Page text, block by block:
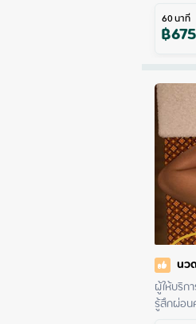
60นาที
฿675
นว
ผู้ให้บริก
รู้สึกผ่อ